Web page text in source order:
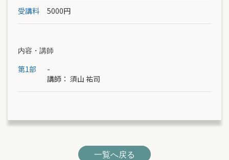
受講料 5000円
内容・講師
第1部
-
講師： 須山 祐司
一覧へ戻る